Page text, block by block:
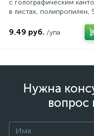
с голографическим
в листах, полипропилен,
цвет светло-розовый,
9.49 руб. /упа
Нужна
вопрос